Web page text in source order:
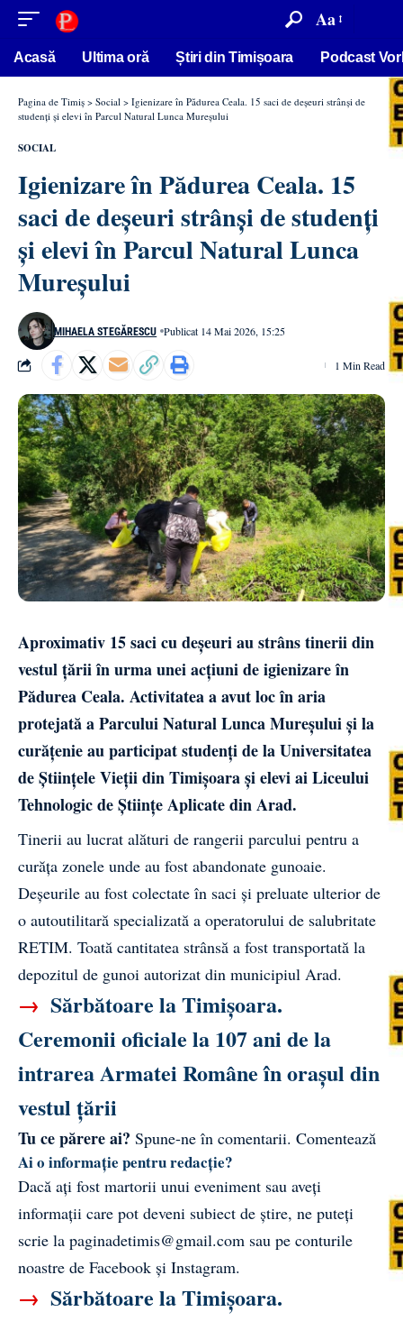
conținut Aa
Acasă Ultima oră Știri din Timișoara Podcast
Pagina de Timiș > Social > Igienizare în Pădurea Ceala. 15 saci de deșeuri strânși de
studenți și elevi în Parcul Natural Lunca Mureșului
SOCIAL
Igienizare în Pădurea Ceala. 15
saci de deșeuri strânși de studenți
și elevi în Parcul Natural Lunca
Mureșului
MIHAELA STEGĂRESCU Publicat 14 Mai 2026, 15:25
1 Min Read
Aproximativ 15 saci cu deșeuri au strâns tinerii din
vestul țării în urma unei acțiuni de igienizare în
Pădurea Ceala. Activitatea a avut loc în aria
protejată a Parcului Natural Lunca Mureșului și la
curățenie au participat studenți de la Universitatea
de Științele Vieții din Timișoara și elevi ai Liceului
Tehnologic de Științe Aplicate din Arad.
Tinerii au lucrat alături de rangerii parcului pentru a
curăța zonele unde au fost abandonate gunoaie.
Deșeurile au fost colectate în saci și preluate ulterior de
o autoutilitară specializată a operatorului de salubritate
RETIM. Toată cantitatea strânsă a fost transportată la
depozitul de gunoi autorizat din municipiul Arad.
→ Sărbătoare la Timișoara.
Ceremonii oficiale la 107 ani de la
intrarea Armatei Române în orașul din
vestul țării
Tu ce părere ai? Spune-ne în comentarii. Comentează
Ai o informație pentru redacție?
Dacă ați fost martorii unui eveniment sau aveți
informații care pot deveni subiect de știre, ne puteți
scrie la paginadetimis@gmail.com sau pe conturile
noastre de Facebook și Instagram.
→ Sărbătoare la Timișoara.